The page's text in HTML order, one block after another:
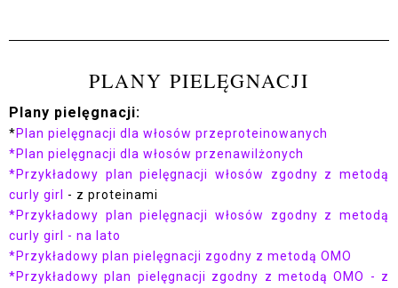
PLANY PIELĘGNACJI
Plany pielęgnacji:
*Plan pielęgnacji dla włosów przeproteinowanych
*Plan pielęgnacji dla włosów przenawilżonych
*Przykładowy plan pielęgnacji włosów zgodny z metodą
curly girl - z proteinami
*Przykładowy plan pielęgnacji włosów zgodny z metodą
curly girl - na lato
*Przykładowy plan pielęgnacji zgodny z metodą OMO
*Przykładowy plan pielęgnacji zgodny z metodą OMO - z